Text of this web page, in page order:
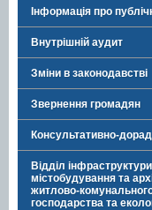
Інформація про
Внутрішній аудит
Зміни в законодавстві
Звернення громадян
Консультативно-
Відділ
містобудування та
житлово-
господарства та